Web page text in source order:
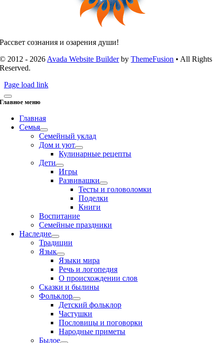
Рассвет сознания и озарения души!
© 2012 - 2026 Avada Website BuilderbyThemeFusion • All Rights
Reserved.
Page load link
Главное меню
Главная
Семья
Семейный уклад
Дом и уют
Кулинарные рецепты
Дети
Игры
Развивашки
Тесты и головоломки
Поделки
Книги
Воспитание
Семейные праздники
Наследие
Традиции
Язык
Языки мира
Речь и логопедия
О происхождении слов
Сказки и былины
Фольклор
Детский фольклор
Частушки
Пословицы и поговорки
Народные приметы
Былое